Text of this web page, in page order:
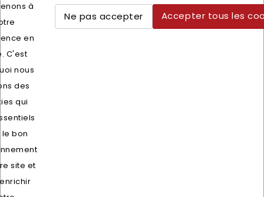
Lettre d'informations
Vous pouvez vous désinscrire à tout moment. Vous
trouverez pour cela nos informations de contact dans les
à
en
C'est
nous
des
qui
bon
site et
Accepter tous les
Ne pas accepter